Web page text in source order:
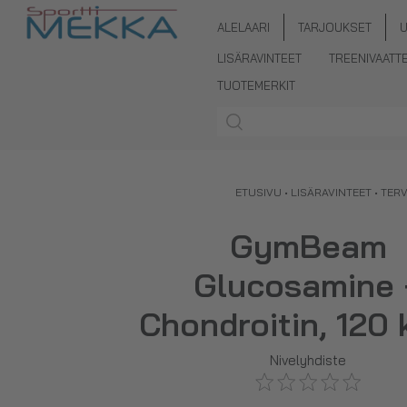
ALELAARI TARJOUKSET
LISÄRAVINTEET
TUOTEMERKIT
ETUSIVU • LISÄRAVINTEET •
GymBeam
Glucosamine
Chondroitin, 120
Nivelyhdiste